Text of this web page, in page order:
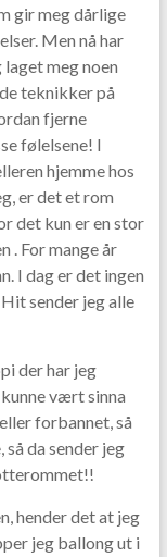
gir meg dårlige
Men nå har
laget meg noen
teknikker på
fjerne
følelsene! I
hjemme hos
er det et rom
det kun er en stor
. For mange år
I dag er det ingen
sender jeg alle
der har jeg
vært sinna
forbannet, så
da sender jeg
hender det at jeg
jeg ballong ut i